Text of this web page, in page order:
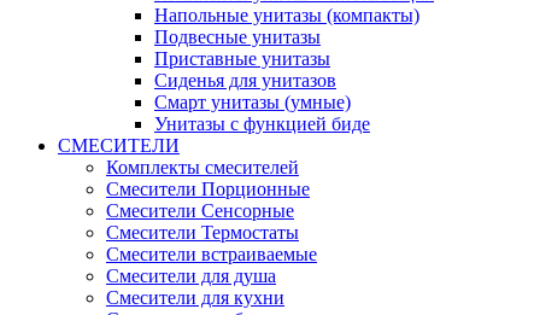
Напольные унитазы (компакты)
Подвесные унитазы
Приставные унитазы
Сиденья для унитазов
Смарт унитазы (умные)
Унитазы с функцией биде
СМЕСИТЕЛИ
Комплекты смесителей
Смесители Порционные
Смесители Сенсорные
Смесители Термостаты
Смесители встраиваемые
Смесители для душа
Смесители для кухни